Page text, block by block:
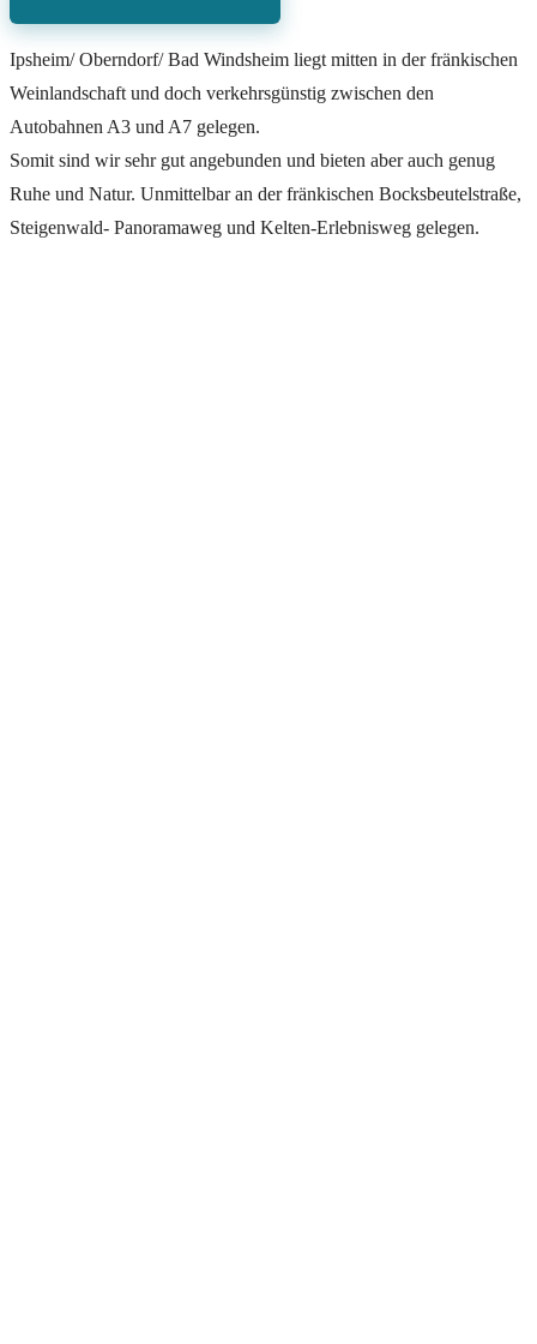
Ipsheim/ Oberndorf/ Bad Windsheim liegt mitten in der fränkischen
Weinlandschaft und doch verkehrsgünstig zwischen den
Autobahnen A3 und A7 gelegen.
Somit sind wir sehr gut angebunden und bieten aber auch genug
Ruhe und Natur. Unmittelbar an der fränkischen Bocksbeutelstraße,
Steigenwald- Panoramaweg und Kelten-Erlebnisweg gelegen.